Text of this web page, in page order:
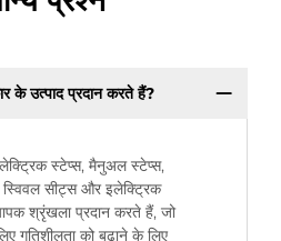
के उत्पाद प्रदान करते हैं?
स्टेप्स, मैनुअल स्टेप्स,
स्विवल सीट्स और इलेक्ट्रिक
श्रृंखला प्रदान करते हैं, जो
गतिशीलता को बढ़ाने के लिए